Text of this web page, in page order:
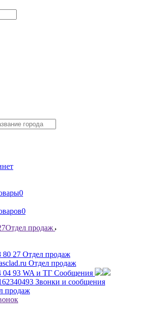
0
0
Отдел продаж
80 27 Отдел продаж
Отдел продаж
04 93 WA и ТГ Сообщения
Звонки и сообщения
продаж